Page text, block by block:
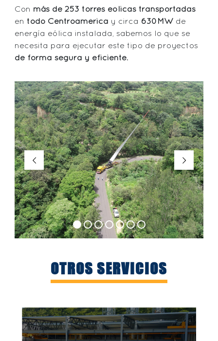
Con más de 253 torres eólicas transportadas
en todo Centroamérica y circa 630MW de
energía eólica instalada, sabemos lo que se
necesita para ejecutar este tipo de proyectos
de forma segura y eficiente.
OTROS SERVICIOS